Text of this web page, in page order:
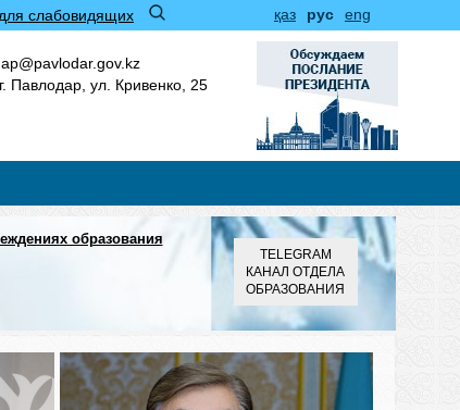
қаз рус eng
слабовидящих
Павлодар, ул. Кривенко, 25
образования
TELEGRAM
КАНАЛ ОТДЕЛА
ОБРАЗОВАНИЯ